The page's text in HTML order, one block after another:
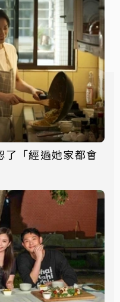
了「經過她家都會